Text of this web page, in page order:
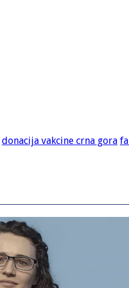
donacija vakcine crna gora